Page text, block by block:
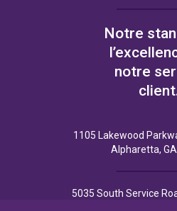
Notre
notre
1105 Lakewood
Alpharetta,
5035 South Service